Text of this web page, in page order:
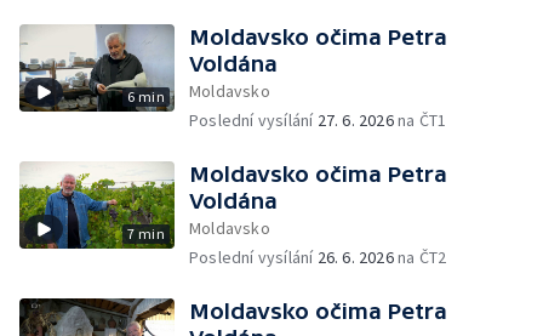
6 min
Moldavsko očima Petra
Voldána
Moldavsko
Poslední vysílání 27. 6. 2026na ČT1
7 min
Moldavsko očima Petra
Voldána
Moldavsko
Poslední vysílání 26. 6. 2026na ČT2
Moldavsko očima Petra